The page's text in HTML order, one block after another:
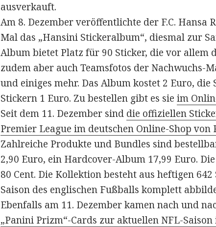
ausverkauft.
Am 8. Dezember veröffentlichte der F.C. Hansa
Mal das „Hansini Stickeralbum“, diesmal zur
Album bietet Platz für 90 Sticker, die vor allem
zudem aber auch Teamsfotos der Nachwuchs-
und einiges mehr. Das Album kostet 2 Euro,
Stickern 1 Euro. Zu bestellen gibt es sieim
Seit dem 11. Dezember sind die offiziellen
Premier League im deutschen Online-Shop
Zahlreiche Produkte und Bundles sind
2,90 Euro, ein Hardcover-Album 17,99 Euro.
80 Cent. Die Kollektion besteht aus heftigen
Saison des englischen Fußballs komplett
Ebenfalls am 11. Dezember kamen nach und
„Panini Prizm“-Cards zur aktuellen NFL-